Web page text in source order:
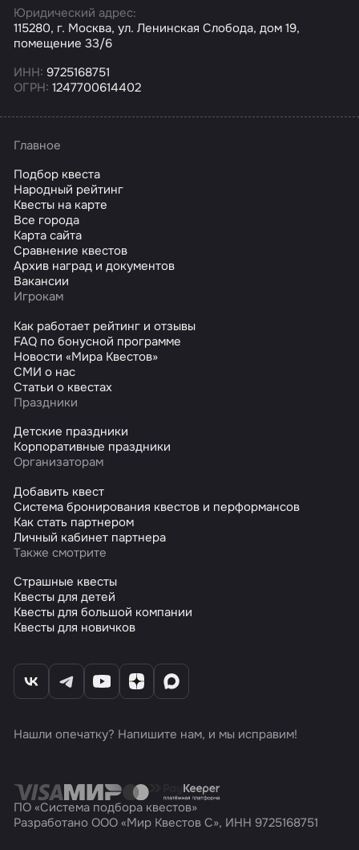
Юридический адрес:
115280, г. Москва, ул. Ленинская Слобода, дом 19,
помещение 33/6
ИНН: 9725168751
ОГРН: 1247700614402
Главное
Подбор квеста
Народный рейтинг
Квесты на карте
Все города
Карта сайта
Сравнение квестов
Архив наград и документов
Вакансии
Игрокам
Как работает рейтинг и отзывы
FAQ по бонусной программе
Новости «Мира Квестов»
СМИ о нас
Статьи о квестах
Праздники
Детские праздники
Корпоративные праздники
Организаторам
Добавить квест
Система бронирования квестов и перформансов
Как стать партнером
Личный кабинет партнера
Также смотрите
Страшные квесты
Квесты для детей
Квесты для большой компании
Квесты для новичков
Нашли опечатку? Напишите нам, и мы исправим!
ПО «Система подбора квестов»
Разработано ООО «Мир Квестов С», ИНН 9725168751